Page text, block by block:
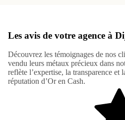
Les avis de votre agence à
Découvrez les témoignages de nos
vendu leurs métaux précieux dans
reflète l’expertise, la transparence et
réputation d’Or en Cash.